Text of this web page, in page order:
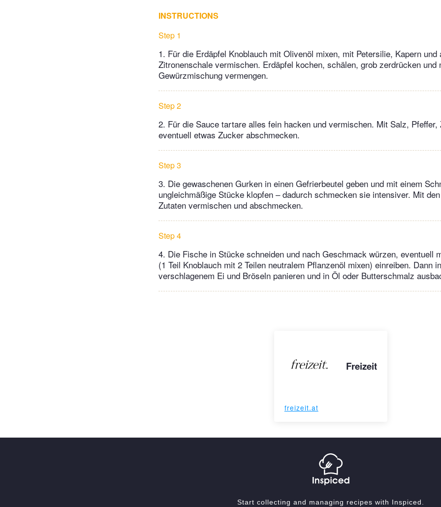
INSTRUCTIONS
Step 1
1. Für die Erdäpfel Knoblauch mit Olivenöl mixen, mit Petersilie, Kapern und
Zitronenschale vermischen. Erdäpfel kochen, schälen, grob zerdrücken und
Gewürzmischung vermengen.
Step 2
2. Für die Sauce tartare alles fein hacken und vermischen. Mit Salz, Pfeffer,
eventuell etwas Zucker abschmecken.
Step 3
3. Die gewaschenen Gurken in einen Gefrierbeutel geben und mit einem
ungleichmäßige Stücke klopfen – dadurch schmecken sie intensiver. Mit
Zutaten vermischen und abschmecken.
Step 4
4. Die Fische in Stücke schneiden und nach Geschmack würzen, eventuell
(1 Teil Knoblauch mit 2 Teilen neutralem Pflanzenöl mixen) einreiben. Dann
verschlagenem Ei und Bröseln panieren und in Öl oder Butterschmalz
Freizeit
freizeit.at
Start collecting and managing recipes with Inspiced.